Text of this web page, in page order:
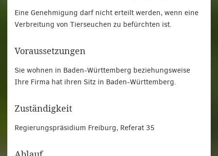
Eine Genehmigung darf nicht erteilt werden, wenn eine
Verbreitung von Tierseuchen zu befürchten ist.
Voraussetzungen
Sie wohnen in Baden-Württemberg beziehungsweise
Ihre Firma hat ihren Sitz in Baden-Württemberg.
Zuständigkeit
Regierungspräsidium Freiburg, Referat 35